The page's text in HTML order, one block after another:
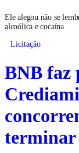
Ele alegou não se
alcoólica e cocaína
Licitação
BNB faz
terminar